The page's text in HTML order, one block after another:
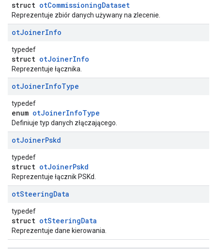
struct otCommissioningDataset
Reprezentuje zbiór danych używany na zlecenie.
otJoinerInfo
typedef
struct otJoinerInfo
Reprezentuje łącznika.
otJoinerInfoType
typedef
enum otJoinerInfoType
Definiuje typ danych złączającego.
otJoinerPskd
typedef
struct otJoinerPskd
Reprezentuje łącznik PSKd.
otSteeringData
typedef
struct otSteeringData
Reprezentuje dane kierowania.